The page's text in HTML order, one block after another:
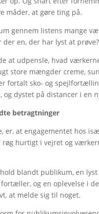
måder, at gøre ting på.
gennem listens mange
en, der har lyst at
at udpensle, hvad
store mængder creme,
fortalt sko- og
og dystet på distancer i en
betragtninger
er, at engagementet hos
røg hurtigt i vejret og
blandt publikum, en
og en oplevelse i
at melde sig til noget.